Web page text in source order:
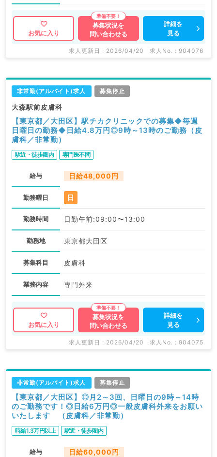
お気に入り
募集状況を
問い合わせる
詳細を
見る
求人更新日 : 2026/04/20 求人No. : 904076
非常勤(アルバイト)求人 募集停止
大森駅前皮膚科
【東京都／大田区】駅チカクリニックでの募集◆毎週
日曜日の勤務◆日給4.8万円◎9時～13時のご勤務（皮
膚科／非常勤）
駅近・徒歩圏内 専門医不問
給与 日給48,000円
勤務曜日 日
勤務時間 日勤午前:09:00〜13:00
勤務地 東京都大田区
募集科目 皮膚科
業務内容 専門外来
お気に入り
募集状況を
問い合わせる
詳細を
見る
求人更新日 : 2026/04/20 求人No. : 904075
非常勤(アルバイト)求人 募集停止
【東京都／大田区】◎月2～3回、日曜日の9時～14時
のご勤務です！◎日給6万円◎一般皮膚科外来をお願い
いたします （皮膚科／非常勤）
時給1.3万円以上 駅近・徒歩圏内
給与 日給60,000円